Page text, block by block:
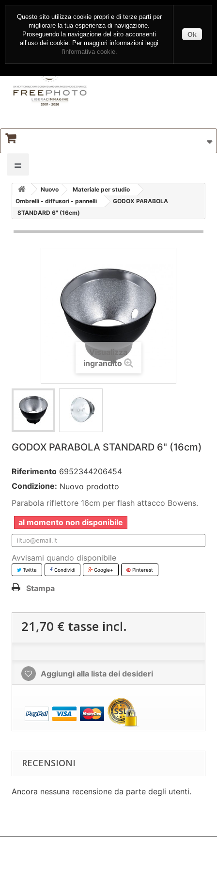
=
Nuovo
Materiale per studio
Ombrelli - diffusori - pannelli
GODOX PARABOLA
STANDARD 6" (16cm)
Visualizza
ingrandito
GODOX PARABOLA STANDARD 6" (16cm)
Riferimento 6952344206454
Condizione: Nuovo prodotto
Parabola riflettore 16cm per flash attacco Bowens.
al momento non disponibile
Avvisami quando disponibile
Twitta Condividi Google+ Pinterest
Stampa
21,70 €tasse incl.
Aggiungi alla lista dei desideri
RECENSIONI
Ancora nessuna recensione da parte degli utenti.
Questo sito utilizza cookie propri e di terze parti per
migliorare la tua esperienza di navigazione.
Proseguendo la navigazione del sito acconsenti
all’uso dei cookie. Per maggiori informazioni leggi
l'informativa cookie.
Ok